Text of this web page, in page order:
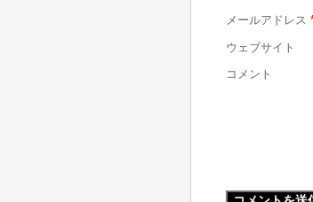
メールアドレス
ウェブサイト
コメント